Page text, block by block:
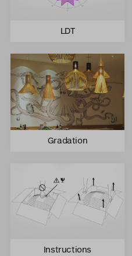
LDT
Gradation
Instructions